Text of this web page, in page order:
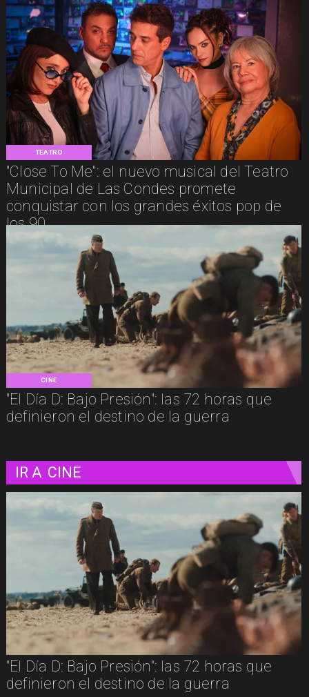
TEATRO
"Close To Me": el nuevo musical del Teatro
Municipal de Las Condes promete
conquistar con los grandes éxitos pop de
los 90
CINE
"El Día D: Bajo Presión": las 72 horas que
definieron el destino de la guerra
IR A CINE
"Diamanti": una carta de amor al cine
contada a través de las mujeres